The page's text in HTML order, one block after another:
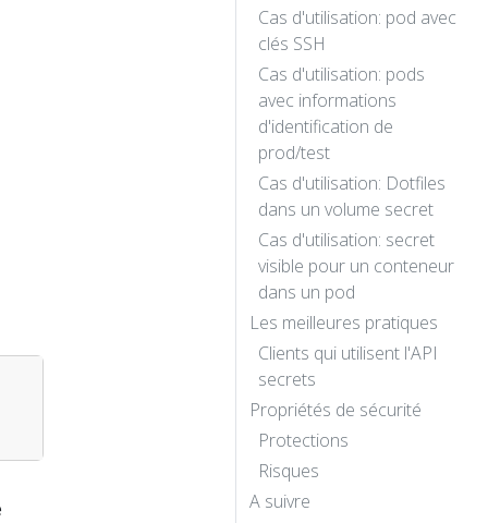
Cas d'utilisation: pod avec
clés SSH
Cas d'utilisation: pods
avec informations
d'identification de
prod/test
Cas d'utilisation: Dotfiles
dans un volume secret
Cas d'utilisation: secret
visible pour un conteneur
dans un pod
Les meilleures pratiques
Clients qui utilisent l'API
secrets
Propriétés de sécurité
Protections
Risques
A suivre